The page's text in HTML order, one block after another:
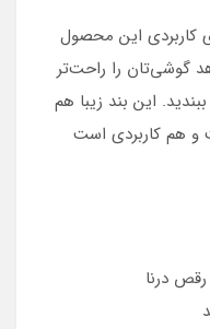
کاربردی این محصول
گوشی‌تان را راحت‌تر
این بند زیبا هم
و هم کاربردی است
درنا